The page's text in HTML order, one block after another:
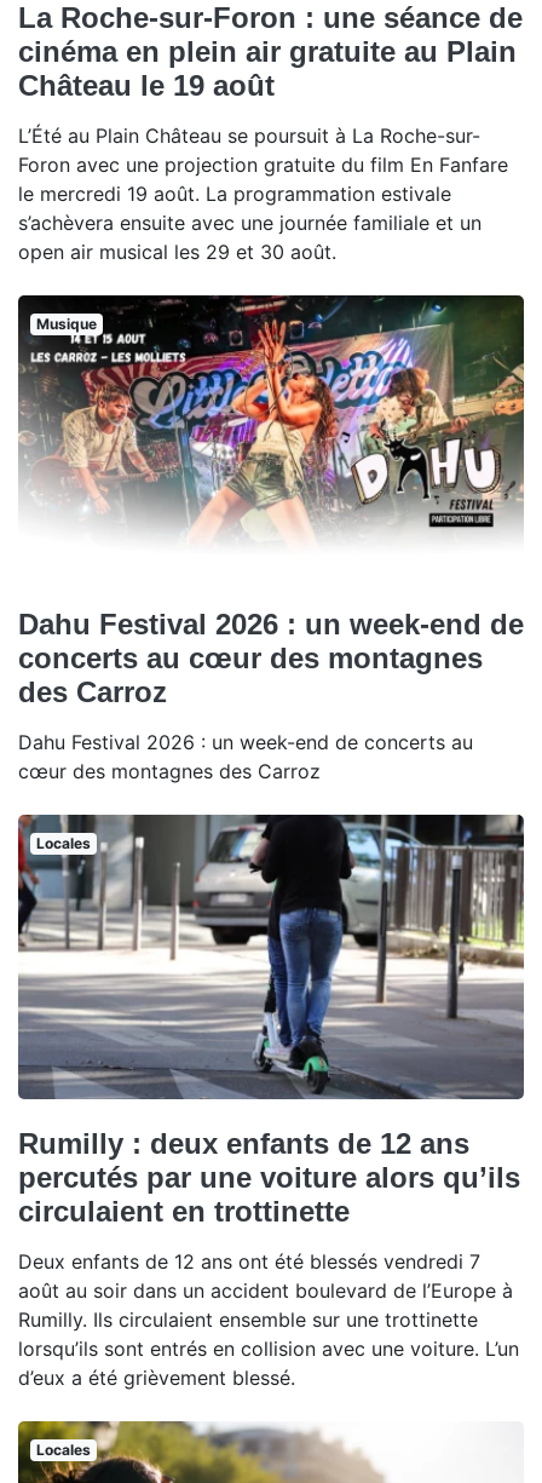
La Roche-sur-Foron : une séance de
cinéma en plein air gratuite au Plain
Château le 19 août
L’Été au Plain Château se poursuit à La Roche-sur-
Foron avec une projection gratuite du film En Fanfare
le mercredi 19 août. La programmation estivale
s’achèvera ensuite avec une journée familiale et un
open air musical les 29 et 30 août.
Musique
Dahu Festival 2026 : un week-end de
concerts au cœur des montagnes
des Carroz
Dahu Festival 2026 : un week-end de concerts au
cœur des montagnes des Carroz
Locales
Rumilly : deux enfants de 12 ans
percutés par une voiture alors qu’ils
circulaient en trottinette
Deux enfants de 12 ans ont été blessés vendredi 7
août au soir dans un accident boulevard de l’Europe à
Rumilly. Ils circulaient ensemble sur une trottinette
lorsqu’ils sont entrés en collision avec une voiture. L’un
d’eux a été grièvement blessé.
Locales